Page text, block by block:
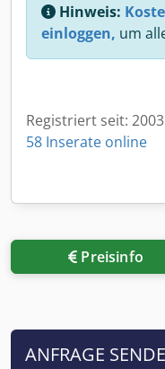
Hinweis:
einloggen, um
Registriert seit: 2003
58 Inserate online
Preisinfo
ANFRAGE